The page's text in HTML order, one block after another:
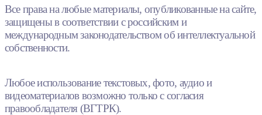
Все права на любые материалы, опубликованные на сайте,
защищены в соответствии с российским и
международным законодательством об интеллектуальной
собственности.
Любое использование текстовых, фото, аудио и
видеоматериалов возможно только с согласия
правообладателя (ВГТРК).